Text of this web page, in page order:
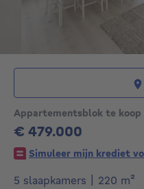
Appartementsblok te koop
€ 479.000
479000€
Simuleer mijn krediet
5 slaapkamers
220 m²